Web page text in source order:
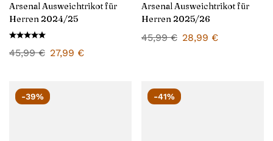
Arsenal Ausweichtrikot für
Herren 2024/25
45,99€ 27,99 €
Arsenal Ausweichtrikot für
Herren 2025/26
45,99€ 28,99 €
-39% -41%